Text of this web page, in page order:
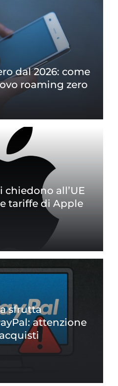
dal 2026: come
roaming zero
all’UE
tariffe di Apple
sfrutta
attenzione